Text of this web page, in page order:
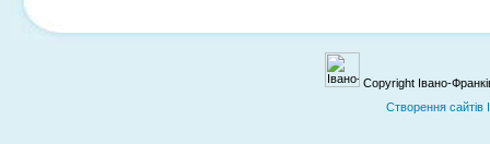
Copyright Івано-
Cтворення сайтів